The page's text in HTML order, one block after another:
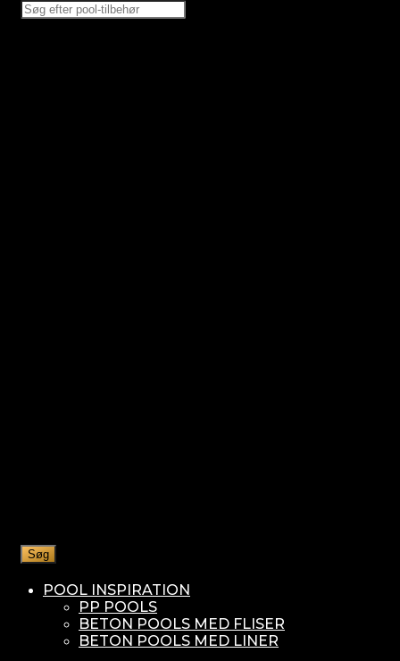
Søg
POOL INSPIRATION
PP POOLS
BETON POOLS MED FLISER
BETON POOLS MED LINER